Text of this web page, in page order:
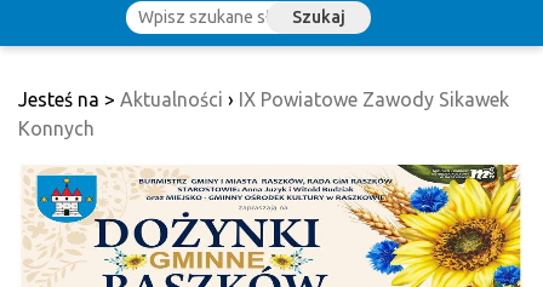
Szukaj
Jesteś na > Aktualności › IX Powiatowe Zawody Sikawek
Konnych